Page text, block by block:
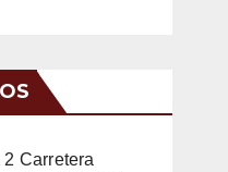
2 Carretera